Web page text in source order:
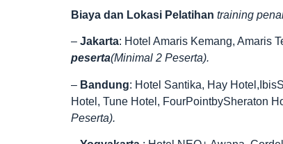
Biaya dan Lokasi Pelatihan training
– Jakarta: Hotel Amaris Kemang, Amaris
peserta(Minimal 2 Peserta).
– Bandung: Hotel Santika, Hay
Hotel, Tune Hotel, FourPointbySheraton
Peserta).